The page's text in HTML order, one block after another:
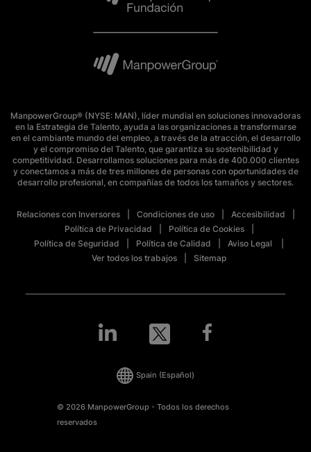
ManpowerGroup® (NYSE: MAN), líder mundial en soluciones innovadoras
en la Estrategia de Talento, ayuda a las organizaciones a transformarse
en el cambiante mundo del empleo, a través de la atracción, el desarrollo
y el compromiso del Talento, que garantiza su sostenibilidad y
competitividad. Desarrollamos soluciones para más de 400.000 clientes
y conectamos a más de tres millones de personas con oportunidades de
desarrollo profesional, en compañías de todos los tamaños y sectores.
Relaciones con Inversores Condiciones de uso
Accesibilidad
Política de Privacidad
Política de Cookies
Política de Seguridad
Política de Calidad
Aviso Legal
Ver todos los trabajos
Sitemap
© 2026 ManpowerGroup - Todos los derechos
reservados
Spain (Español)